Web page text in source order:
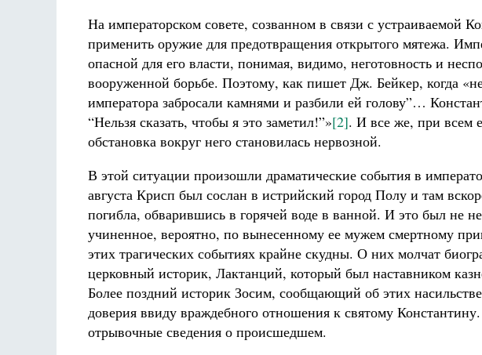
На императорском совете, созванном в связи с устраиваемой
применить оружие для предотвращения открытого мятежа.
опасной для его власти, понимая, видимо, неготовность и
вооруженной борьбе. Поэтому, как пишет Дж. Бейкер, когда
императора забросали камнями и разбили ей голову”…
“Нельзя сказать, чтобы я это заметил!”»[2]. И все же, при всем
обстановка вокруг него становилась нервозной.
В этой ситуации произошли драматические события в
августа Крисп был сослан в истрийский город Полу и там
погибла, обварившись в горячей воде в ванной. И это был не
учиненное, вероятно, по вынесенному ее мужем смертному
этих трагических событиях крайне скудны. О них молчат
церковный историк, Лактанций, который был наставником
Более поздний историк Зосим, сообщающий об этих
доверия ввиду враждебного отношения к святому
отрывочные сведения о происшедшем.